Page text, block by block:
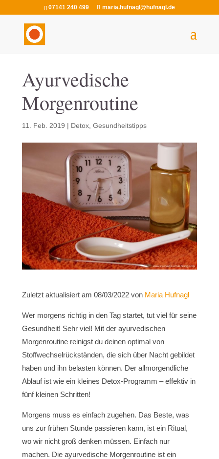
07141 240 499 maria.hufnagl@hufnagl.de
Ayurvedische
Morgenroutine
11. Feb. 2019 | Detox, Gesundheitstipps
Zuletzt aktualisiert am 08/03/2022 von Maria Hufnagl
Wer morgens richtig in den Tag startet, tut viel für seine
Gesundheit! Sehr viel! Mit der ayurvedischen
Morgenroutine reinigst du deinen optimal von
Stoffwechselrückständen, die sich über Nacht gebildet
haben und ihn belasten können. Der allmorgendliche
Ablauf ist wie ein kleines Detox-Programm – effektiv in
fünf kleinen Schritten!
Morgens muss es einfach zugehen. Das Beste, was
uns zur frühen Stunde passieren kann, ist ein Ritual,
wo wir nicht groß denken müssen. Einfach nur
machen. Die ayurvedische Morgenroutine ist ein